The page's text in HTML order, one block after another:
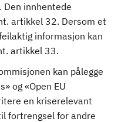
innhentede
artikkel 32. Dersom et
informasjon kan
artikkel 33.
kan pålegge
og «Open EU
en kriserelevant
fortrengsel for andre